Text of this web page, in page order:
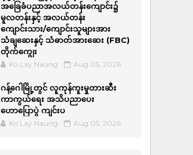
အခြေခံပညာအလယ်တန်းကျောင်း၌
မူလတန်းနှင့် အလယ်တန်း
ကျောင်းသား/ကျောင်းသူများအား
သံချဆေးနှင့် သံဓာတ်အားဆေး (FBC)
တိုက်ကျွေး
Ko Lay Naung Aug 05, 2026
ဂန့်ဂေါမြို့တွင် လူကုန်ကူးမှုတားဆီး
ကာကွယ်ရေး အသိပညာပေး
ဟောပြောပွဲ ကျင်းပ
Ko Lay Naung Aug 05, 2026